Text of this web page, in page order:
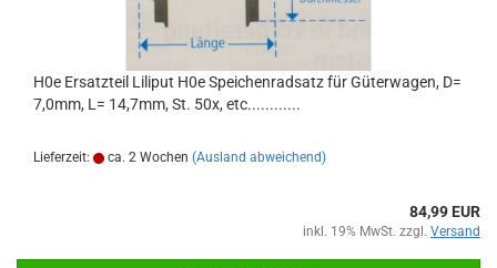
H0e Ersatzteil Liliput H0e Speichenradsatz für Güterwagen, D=
7,0mm, L= 14,7mm, St. 50x, etc............
Lieferzeit: ca. 2 Wochen (Ausland abweichend)
84,99 EUR
inkl. 19% MwSt. zzgl. Versand